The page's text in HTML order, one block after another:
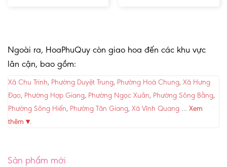
Ngoài ra, HoaPhuQuy còn giao hoa đến các khu vực
lân cận, bao gồm:
Xã Chu Trinh, Phường Duyệt Trung, Phường Hoà Chung, Xã Hưng
Đạo, Phường Hợp Giang, Phường Ngọc Xuân, Phường Sông Bằng,
Phường Sông Hiến, Phường Tân Giang, Xã Vĩnh Quang … Xem
thêm ▾.
Sản phẩm mới